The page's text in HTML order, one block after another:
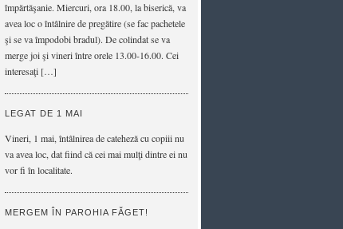
împărtăşanie. Miercuri, ora 18.00, la biserică, va
avea loc o întâlnire de pregătire (se fac pachetele
şi se va împodobi bradul). De colindat se va
merge joi şi vineri între orele 13.00-16.00. Cei
interesaţi […]
LEGAT DE 1 MAI
Vineri, 1 mai, întâlnirea de cateheză cu copiii nu
va avea loc, dat fiind că cei mai mulţi dintre ei nu
vor fi în localitate.
MERGEM ÎN PAROHIA FĂGET!